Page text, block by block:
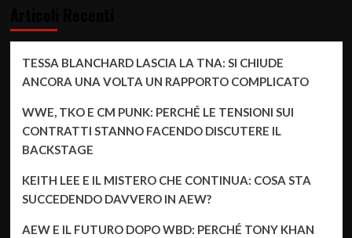
TESSA BLANCHARD LASCIA LA TNA: SI CHIUDE
ANCORA UNA VOLTA UN RAPPORTO COMPLICATO
WWE, TKO E CM PUNK: PERCHÉ LE TENSIONI SUI
CONTRATTI STANNO FACENDO DISCUTERE IL
BACKSTAGE
KEITH LEE E IL MISTERO CHE CONTINUA: COSA STA
SUCCEDENDO DAVVERO IN AEW?
AEW E IL FUTURO DOPO WBD: PERCHÉ TONY KHAN